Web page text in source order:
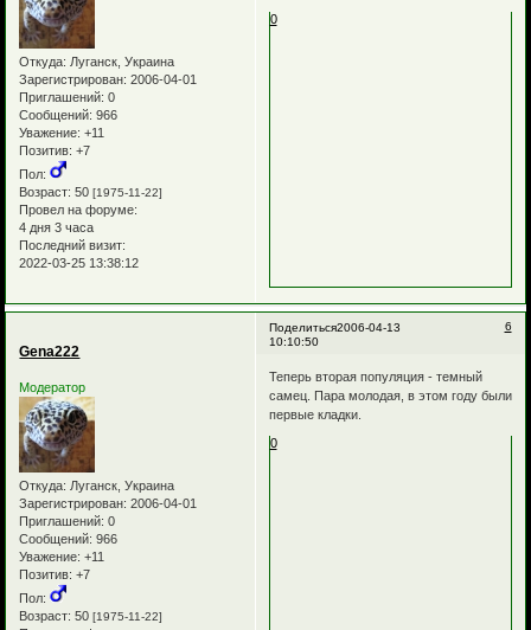
Откуда: Луганск, Украина
Зарегистрирован: 2006-04-01
Приглашений: 0
Сообщений: 966
Уважение: +11
Позитив: +7
Пол:
Возраст: 50[1975-11-22]
Провел на форуме:
4 дня 3 часа
Последний визит:
2022-03-25 13:38:12
0
Поделиться 6
2006-04-13
10:10:50
Gena222
Модератор
Откуда: Луганск, Украина
Зарегистрирован: 2006-04-01
Приглашений: 0
Сообщений: 966
Уважение: +11
Позитив: +7
Пол:
Возраст: 50[1975-11-22]
Теперь вторая популяция - темный
самец. Пара молодая, в этом году были
первые кладки.
0